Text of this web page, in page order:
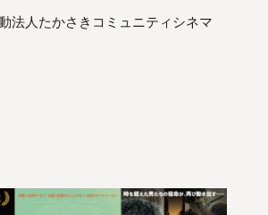
法人たかさきコミュニティシネマ